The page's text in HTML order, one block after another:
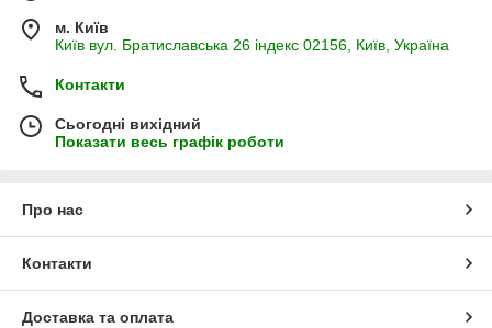
м. Київ
Київ вул. Братиславська 26 індекс 02156, Київ, Україна
Контакти
Сьогодні вихідний
Показати весь графік роботи
Про нас
Контакти
Доставка та оплата